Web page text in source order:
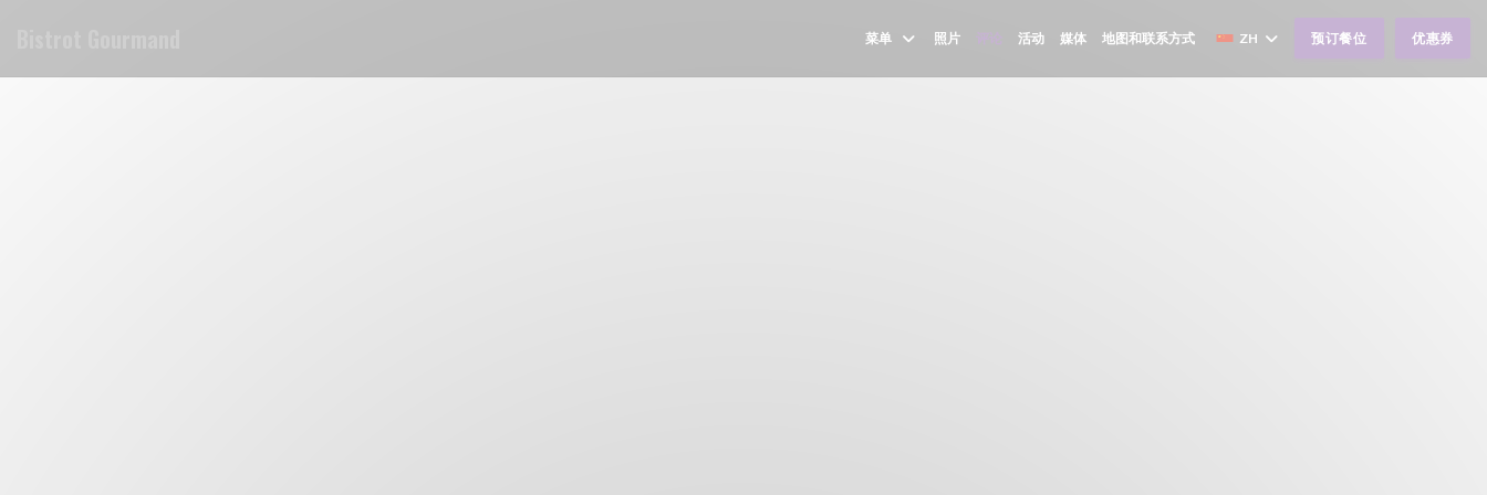
菜单 照片 活动 媒体 地图和联系方式 ZH 预订餐位 优惠券